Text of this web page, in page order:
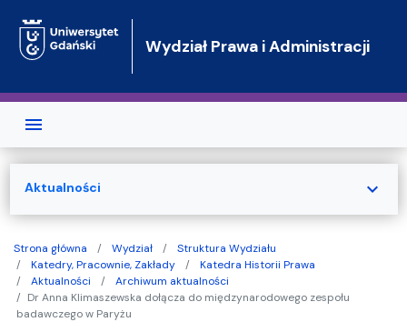
Wydział Prawa i Administracji
Strona główna Wydział
Struktura Wydziału
Katedry, Pracownie, Zakłady
Katedra Historii Prawa
Aktualności
Archiwum aktualności
Dr Anna Klimaszewska dołącza do międzynarodowego zespołu
badawczego w Paryżu
Aktualności expand_more